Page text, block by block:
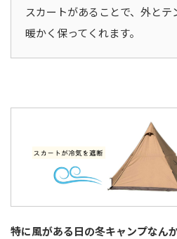
スカートがあることで、外と
暖かく保ってくれます。
特に風がある日の冬キャンプなん